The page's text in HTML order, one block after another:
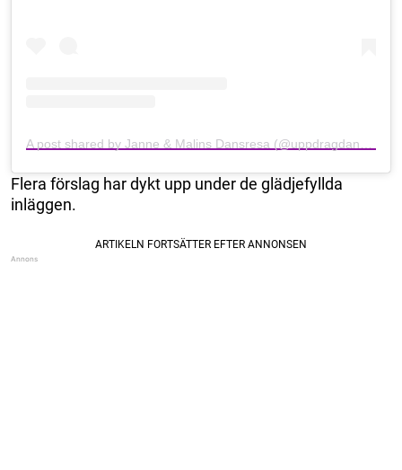
A post shared by Janne & Malins Dansresa (@uppdragdansning)
Flera förslag har dykt upp under de glädjefyllda
inläggen.